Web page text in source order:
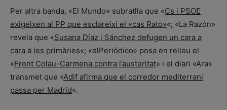
Per altra banda, «El Mundo» subratlla que «Cs i PSOE
exigeixen al PP que esclareixi el «cas Rato»«; «La Razón»
revela que «Susana Díaz i Sánchez defugen un cara a
cara a les primàries«; «elPeriódico» posa en relleu el
«Front Colau-Carmena contra l’austeritat» i el diari «Ara»
transmet que «Adif afirma que el corredor mediterrani
passa per Madrid«.